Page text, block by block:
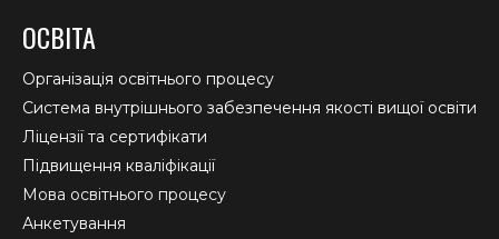
opens
in
new
window
opens
in
new
window
in
new
window
ОСВІТА
Організація освітнього процесу
Система внутрішнього забезпечення якості вищої освіти
Ліцензії та сертифікати
Підвищення кваліфікації
Мова освітнього процесу
Анкетування